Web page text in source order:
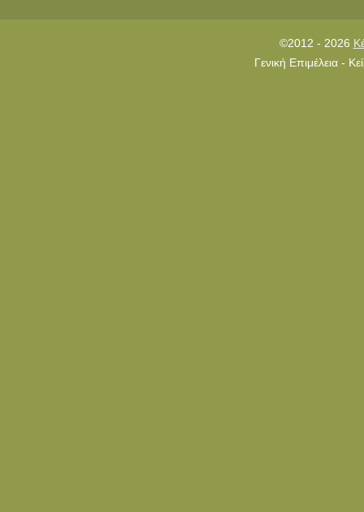
©2012 - 2026
Γενική Επιμέλεια -